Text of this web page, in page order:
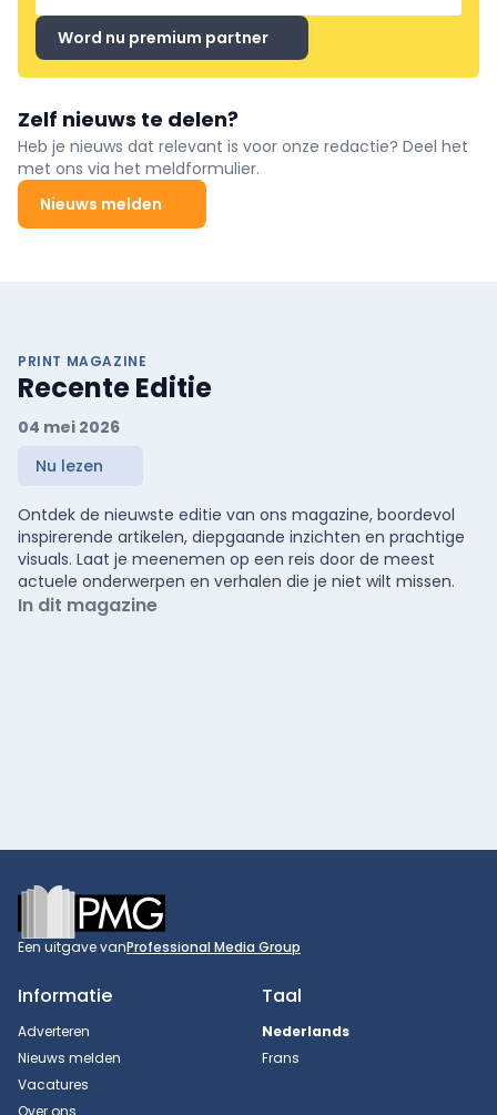
Word nu premium partner
Zelf nieuws te delen?
Heb je nieuws dat relevant is voor onze redactie? Deel het
met ons via het meldformulier.
Nieuws melden
PRINT MAGAZINE
Recente Editie
04 mei 2026
Nu lezen
Ontdek de nieuwste editie van ons magazine, boordevol
inspirerende artikelen, diepgaande inzichten en prachtige
visuals. Laat je meenemen op een reis door de meest
actuele onderwerpen en verhalen die je niet wilt missen.
In dit magazine
Footer
Een uitgave vanProfessional Media Group
Informatie
Adverteren
Nieuws melden
Vacatures
Taal
Nederlands
Frans